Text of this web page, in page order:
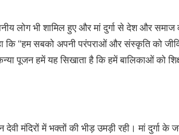
लोग भी शामिल हुए और मां दुर्गा से देश और
“हम सबको अपनी परंपराओं और संस्कृति को
पूजन हमें यह सिखाता है कि हमें बालिकाओं को
मंदिरों में भक्तों की भीड़ उमड़ी रही। मां दुर्गा के